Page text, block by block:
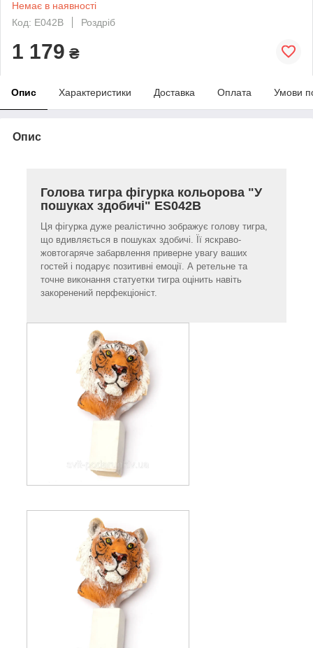
Немає в наявності
Код: E042В
Роздріб
1 179 ₴
Опис Характеристики Доставка Оплата Умови
Опис
Голова тигра фігурка кольорова "У
пошуках здобичі" ES042B
Ця фігурка дуже реалістично зображує голову тигра,
що вдивляється в пошуках здобичі. Її яскраво-
жовтогаряче забарвлення приверне увагу ваших
гостей і подарує позитивні емоції. А ретельне та
точне виконання статуетки тигра оцінить навіть
закоренений перфекціоніст.